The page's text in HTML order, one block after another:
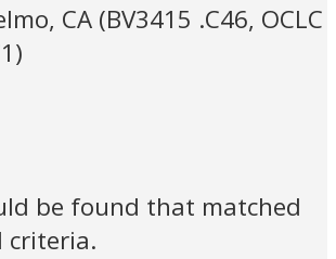
CA (BV3415 .C46, OCLC
be found that matched
criteria.